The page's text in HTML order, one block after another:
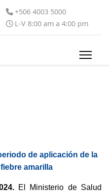
+506 4003 5000
L-V 8:00 am a 4:00 pm
de aplicación de la
amarilla
El Ministerio de Salud